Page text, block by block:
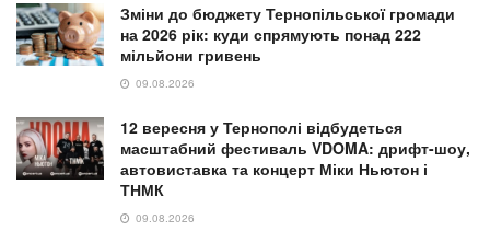
Зміни до бюджету Тернопільської громади
на 2026 рік: куди спрямують понад 222
мільйони гривень
09.08.2026
12 вересня у Тернополі відбудеться
масштабний фестиваль VDOMA: дрифт-шоу,
автовиставка та концерт Міки Ньютон і
ТНМК
09.08.2026